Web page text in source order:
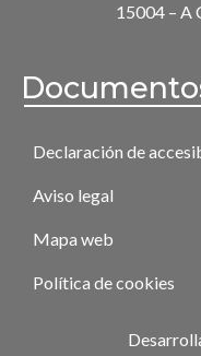
15004 – A
Declaración de
Aviso legal
Mapa web
Política de cookies